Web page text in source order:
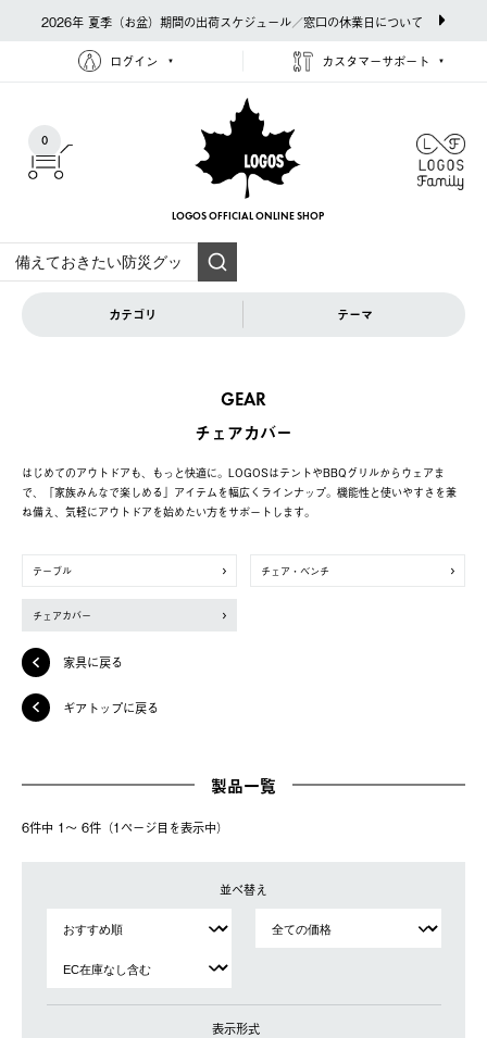
2026年 夏季（お盆）期間の出荷スケジュール／窓口の休業日について
ログイン カスタマーサポート
0
LOGOS OFFICIAL ONLINE SHOP
カテゴリ テーマ
GEAR
チェアカバー
はじめてのアウトドアも、もっと快適に。LOGOSはテントやBBQグリルからウェアま
で、「家族みんなで楽しめる」アイテムを幅広くラインナップ。機能性と使いやすさを兼
ね備え、気軽にアウトドアを始めたい方をサポートします。
テーブル チェア・ベンチ
チェアカバー
家具に戻る
ギアトップに戻る
製品一覧
6件中 1〜 6件（1ページ⽬を表⽰中）
並べ替え
表示形式